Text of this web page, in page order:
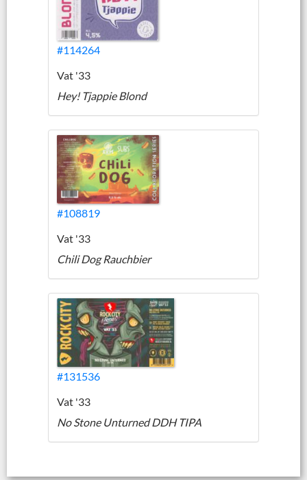
#114264
Vat '33
Hey! Tjappie Blond
#108819
Vat '33
Chili Dog Rauchbier
#131536
Vat '33
No Stone Unturned DDH TIPA